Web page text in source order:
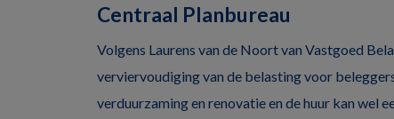
Centraal Planbureau
Volgens Laurens van de Noort van Vastgoed
verviervoudiging van de belasting voor
verduurzaming en renovatie en de huur kan wel